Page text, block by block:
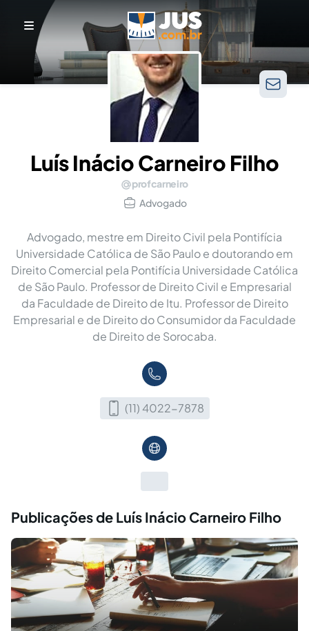
Luís Inácio Carneiro Filho
profcarneiro
Advogado
Advogado, mestre em Direito Civil pela Pontifícia
Universidade Católica de São Paulo e doutorando em
Direito Comercial pela Pontifícia Universidade Católica
de São Paulo. Professor de Direito Civil e Empresarial
da Faculdade de Direito de Itu. Professor de Direito
Empresarial e de Direito do Consumidor da Faculdade
de Direito de Sorocaba.
(11) 4022-7878
Publicações de Luís Inácio Carneiro Filho